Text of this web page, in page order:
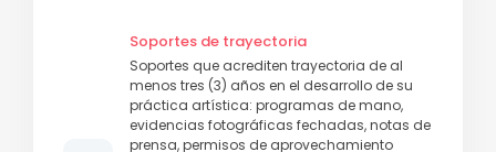
Soportes de trayectoria
Soportes que acrediten trayectoria de al
menos tres (3) años en el desarrollo de su
práctica artística: programas de mano,
evidencias fotográficas fechadas, notas de
prensa, permisos de aprovechamiento